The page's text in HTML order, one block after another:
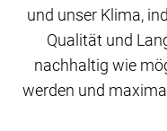
und unser Klima,
Qualität und
nachhaltig wie
werden und